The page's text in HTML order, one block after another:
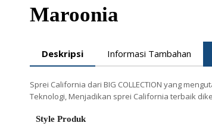
Maroonia
Deskripsi Informasi Tambahan
Sprei California dari BIG COLLECTION yang
Teknologi, Menjadikan sprei California terbaik
Style Produk